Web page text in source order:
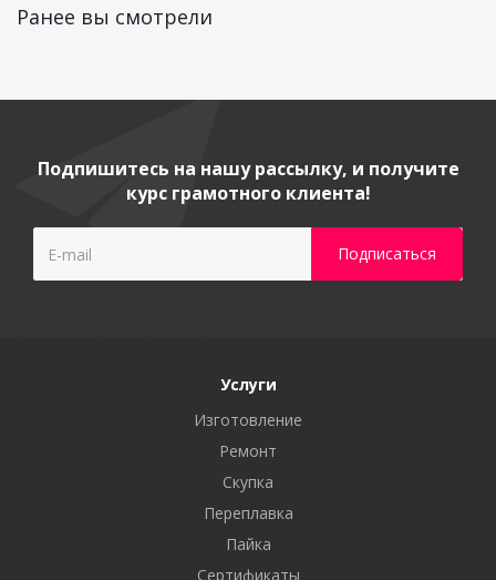
Ранее вы смотрели
Подпишитесь на нашу рассылку, и получите
курс грамотного клиента!
Услуги
Изготовление
Ремонт
Скупка
Переплавка
Пайка
Сертификаты